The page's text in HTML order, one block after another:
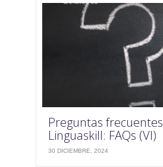
Preguntas frecuentes
Linguaskill: FAQs (VI)
30 DICIEMBRE, 2024